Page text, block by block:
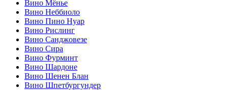
Вино Мёнье
Вино Неббиоло
Вино Пино Нуар
Вино Рислинг
Вино Санджовезе
Вино Сира
Вино Фурминт
Вино Шардоне
Вино Шенен Блан
Вино Шпетбургундер